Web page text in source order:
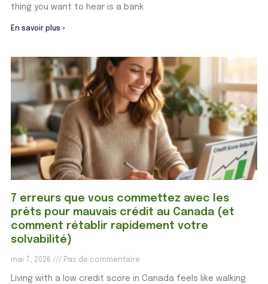
thing you want to hear is a bank
En savoir plus »
7 erreurs que vous commettez avec les
prêts pour mauvais crédit au Canada (et
comment rétablir rapidement votre
solvabilité)
mai 7, 2026 Pas de commentaire
Living with a low credit score in Canada feels like walking